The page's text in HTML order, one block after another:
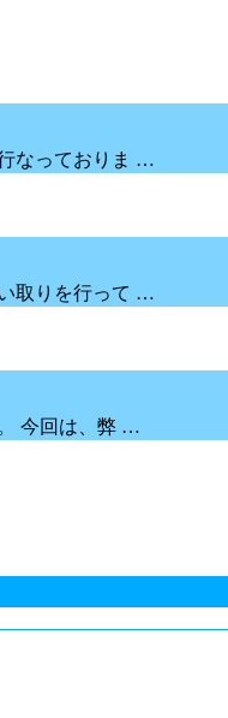
なっておりま …
取りを行って …
今回は、弊 …